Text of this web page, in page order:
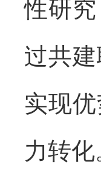
性研
过共
实现
力转化